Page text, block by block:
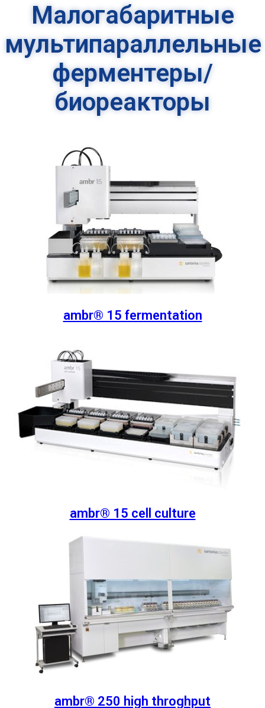
Малогабаритные
мультипараллельные
ферментеры/
биореакторы
ambr® 15 fermentation
ambr® 15 cell culture
ambr® 250 high throghput